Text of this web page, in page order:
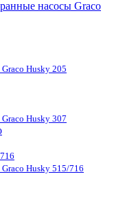
насосы Graco
Graco Husky 205
Graco Husky 307
Graco Husky 515/716